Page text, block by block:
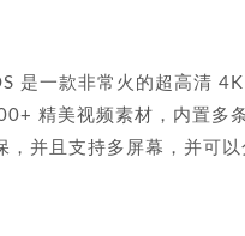
是一款非常火的超高清
精美视频素材，内置多
并且支持多屏幕，并可